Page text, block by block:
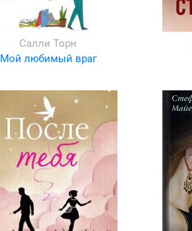
Салли Торн
Мой любимый враг